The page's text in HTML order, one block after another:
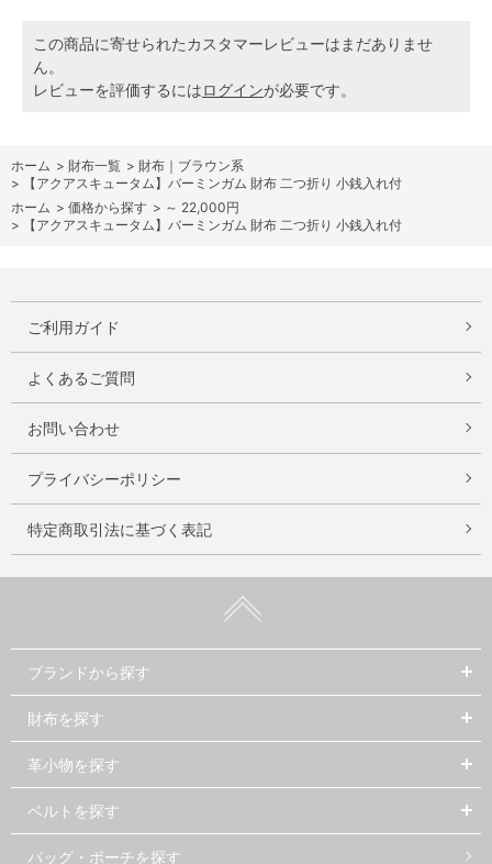
この商品に寄せられたカスタマーレビューはまだありませ
ん。
レビューを評価するにはログインが必要です。
ホーム > 財布一覧 > 財布｜ブラウン系
>
【アクアスキュータム】バーミンガム 財布 二つ折り 小銭入れ付
ホーム > 価格から探す > ～ 22,000円
>
【アクアスキュータム】バーミンガム 財布 二つ折り 小銭入れ付
ご利用ガイド
よくあるご質問
お問い合わせ
プライバシーポリシー
特定商取引法に基づく表記
ブランドから探す
財布を探す
革小物を探す
ベルトを探す
バッグ・ポーチを探す